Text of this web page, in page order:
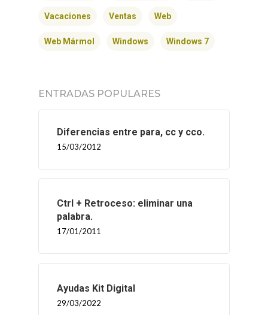
Vacaciones Ventas Web
Web Mármol Windows Windows 7
ENTRADAS POPULARES
Diferencias entre para, cc y cco.
15/03/2012
Ctrl + Retroceso: eliminar una
palabra.
17/01/2011
Ayudas Kit Digital
29/03/2022